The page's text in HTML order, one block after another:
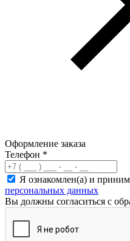
Оформление заказа
Телефон *
Я ознакомлен(а) и
персональных данных
Вы должны согласиться с